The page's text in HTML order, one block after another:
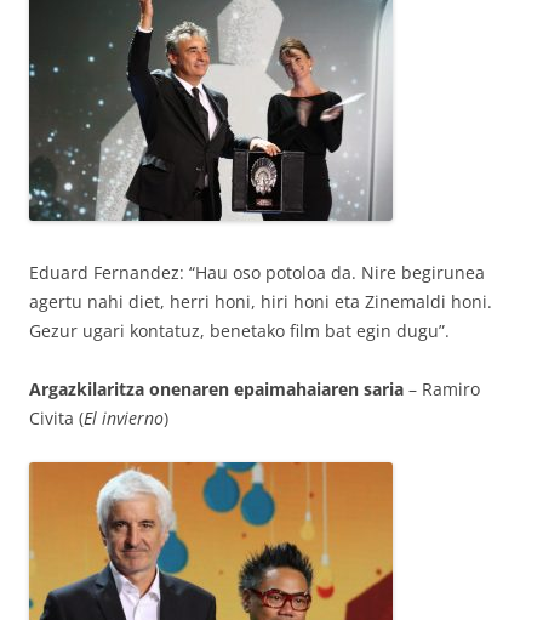
Eduard Fernandez: “Hau oso potoloa da. Nire begirunea
agertu nahi diet, herri honi, hiri honi eta Zinemaldi honi.
Gezur ugari kontatuz, benetako film bat egin dugu”.
Argazkilaritza onenaren epaimahaiaren saria – Ramiro
Civita (El invierno)